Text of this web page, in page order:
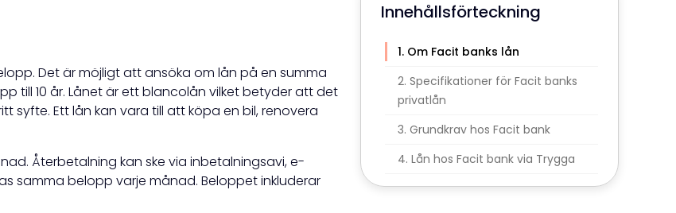
Innehållsförteckning
Om Facit banks lån
Specifikationer för Facit banks
privatlån
Grundkrav hos Facit bank
Lån hos Facit bank via Trygga
Det är möjligt att ansöka om lån på en summa
till 10 år. Lånet är ett blancolån vilket betyder att det
syfte. Ett lån kan vara till att köpa en bil, renovera
Återbetalning kan ske via inbetalningsavi, e-
samma belopp varje månad. Beloppet inkluderar